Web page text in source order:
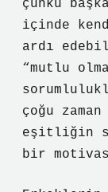
çünkü
içinde
ardı
“mutlu
çoğu
eşitliğin
bir